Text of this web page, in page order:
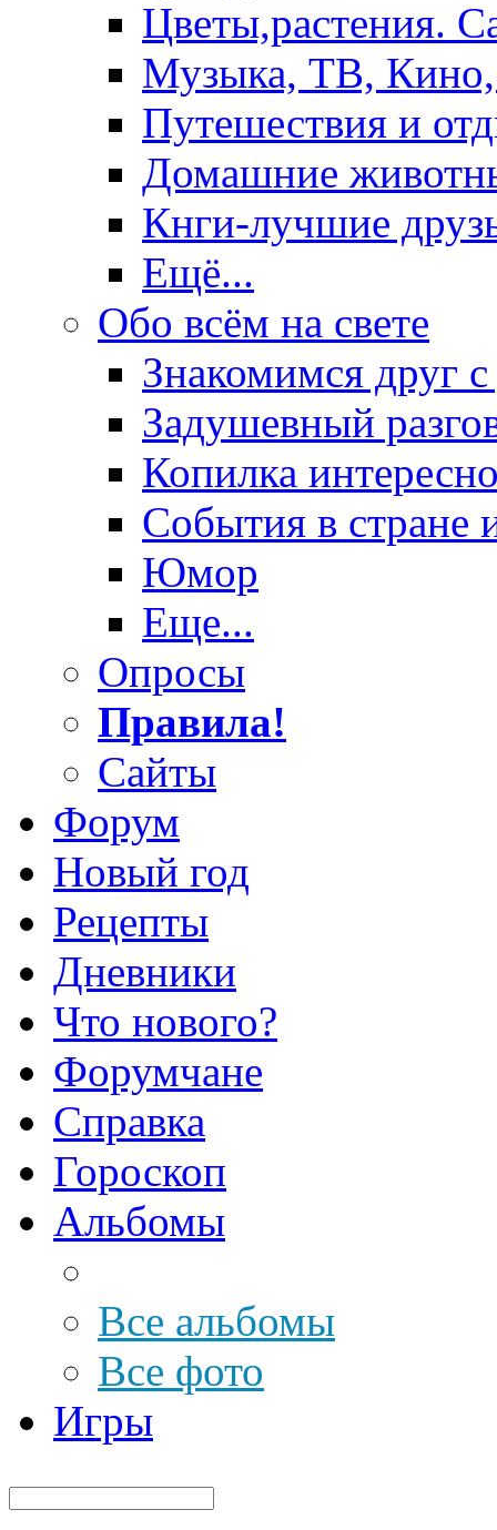
Цветы,растения.
Музыка, ТВ,
Путешествия и
Домашние
Кнги-лучшие
Ещё...
Обо всём на свете
Знакомимся друг
Задушевный
Копилка
События в стране
Юмор
Еще...
Опросы
Правила!
Сайты
Форум
Новый год
Рецепты
Дневники
Что нового?
Форумчане
Справка
Гороскоп
Альбомы
Все альбомы
Все фото
Игры